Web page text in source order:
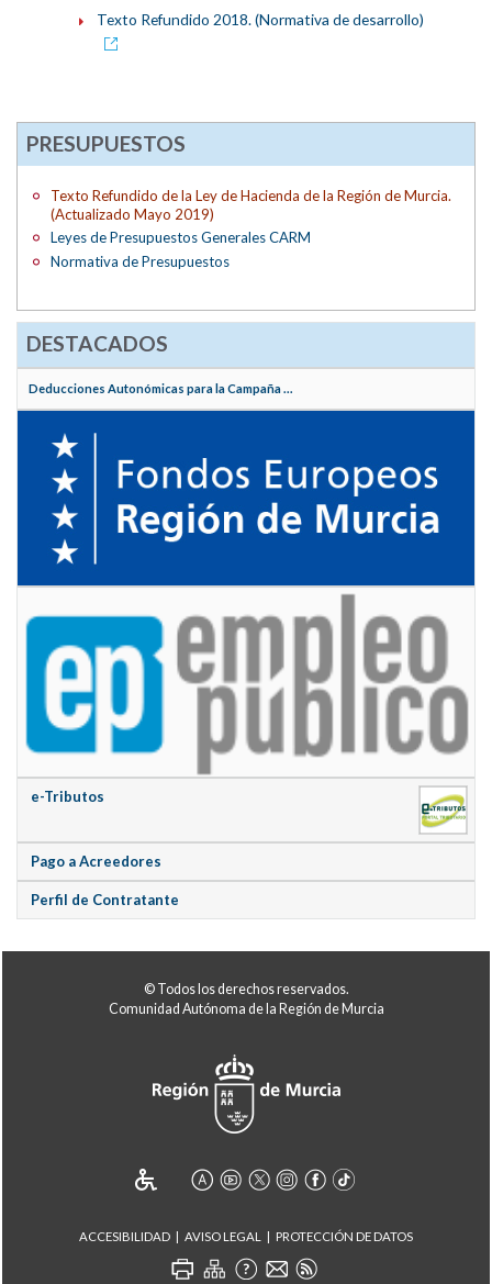
Texto Refundido 2018. (Normativa de desarrollo)
PRESUPUESTOS
Texto Refundido de la Ley de Hacienda de la Región de Murcia.
(Actualizado Mayo 2019)
Leyes de Presupuestos Generales CARM
Normativa de Presupuestos
DESTACADOS
Deducciones Autonómicas para la Campaña ...
e-Tributos
Pago a Acreedores
Perfil de Contratante
© Todos los derechos reservados.
Comunidad Autónoma de la Región de Murcia
ACCESIBILIDAD AVISO LEGAL PROTECCIÓN DE DATOS